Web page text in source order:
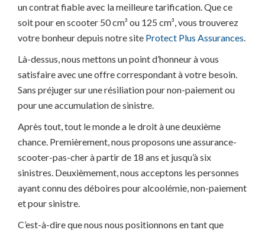
un contrat fiable avec la meilleure tarification. Que ce
soit pour en scooter 50 cm³ ou 125 cm³, vous trouverez
votre bonheur depuis notre site Protect Plus Assurances
Là-dessus, nous mettons un point d’honneur à vous
satisfaire avec une offre correspondant à votre besoin.
Sans préjuger sur une résiliation pour non-paiement ou
pour une accumulation de sinistre.
Après tout, tout le monde a le droit à une deuxième
chance. Premièrement, nous proposons une assurance-
scooter-pas-cher à partir de 18 ans et jusqu’à six
sinistres. Deuxièmement, nous acceptons les personnes
ayant connu des déboires pour alcoolémie, non-paiement
et pour sinistre.
C’est-à-dire que nous nous positionnons en tant que